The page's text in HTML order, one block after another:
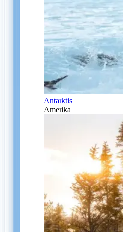
Antarktis
Amerika